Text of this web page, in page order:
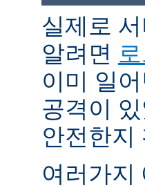
실제로
알려면
이미 일
공격이
안전한지
여러가지